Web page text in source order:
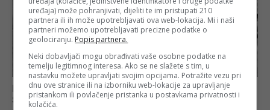
uređaja) može pohranjivati, dijeliti te im pristupati 210
partnera ili ih može upotrebljavati ova web-lokacija. Mi i naši
partneri možemo upotrebljavati precizne podatke o
geolociranju. Popis partnera.
Neki dobavljači mogu obrađivati vaše osobne podatke na
temelju legitimnog interesa. Ako se ne slažete s tim, u
nastavku možete upravljati svojim opcijama. Potražite vezu pri
dnu ove stranice ili na izborniku web-lokacije za upravljanje
pristankom ili povlačenje pristanka u postavkama privatnosti i
kolačića.